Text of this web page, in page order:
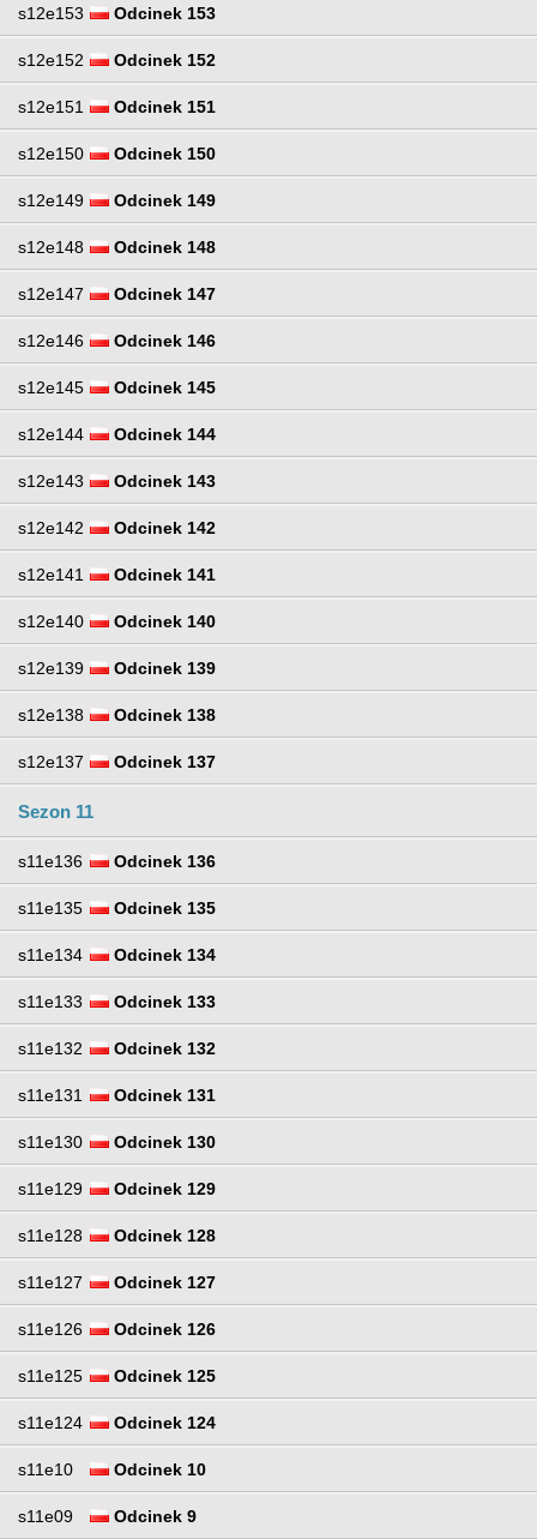
s12e153 Odcinek 153
s12e152 Odcinek 152
s12e151 Odcinek 151
s12e150 Odcinek 150
s12e149 Odcinek 149
s12e148 Odcinek 148
s12e147 Odcinek 147
s12e146 Odcinek 146
s12e145 Odcinek 145
s12e144 Odcinek 144
s12e143 Odcinek 143
s12e142 Odcinek 142
s12e141 Odcinek 141
s12e140 Odcinek 140
s12e139 Odcinek 139
s12e138 Odcinek 138
s12e137 Odcinek 137
Sezon 11
s11e136 Odcinek 136
s11e135 Odcinek 135
s11e134 Odcinek 134
s11e133 Odcinek 133
s11e132 Odcinek 132
s11e131 Odcinek 131
s11e130 Odcinek 130
s11e129 Odcinek 129
s11e128 Odcinek 128
s11e127 Odcinek 127
s11e126 Odcinek 126
s11e125 Odcinek 125
s11e124 Odcinek 124
s11e10 Odcinek 10
s11e09 Odcinek 9